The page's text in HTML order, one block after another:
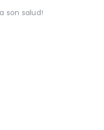
son salud!